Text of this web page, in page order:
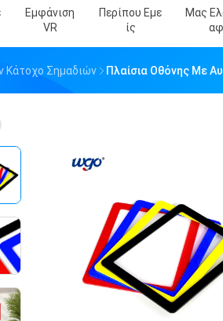
Εμφάνιση
VR
Περίπου Εμε
Ίς
Μας
Κάτοχο Σημαδιών Πλαίσια Οθόνης Με